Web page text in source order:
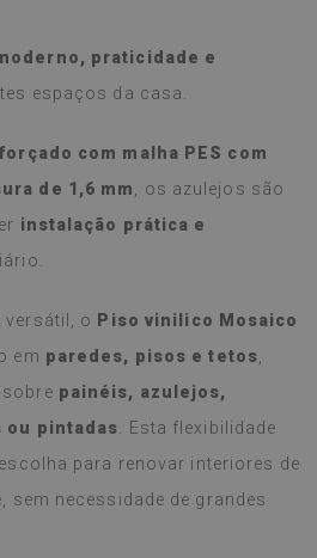
praticidade e
espaços da casa.
com malha PES com
de 1,6 mm
, os azulejos são
instalação prática e
o Piso vinilico Mosaico
em paredes, pisos e tetos
painéis, azulejos,
pintadas . Esta flexibilidade
para renovar interiores de
sem necessidade de grandes